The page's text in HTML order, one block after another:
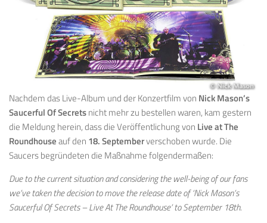
Nachdem das Live-Album und der Konzertfilm von Nick Mason’s
Saucerful Of Secretsnicht mehr zu bestellen waren, kam gestern
die Meldung herein, dass die Veröffentlichung von Live at The
Roundhouseauf den 18. Septemberverschoben wurde. Die
Saucers begründeten die Maßnahme folgendermaßen:
Due to the current situation and considering the well-being of our fans
we’ve taken the decision to move the release date of ‘Nick Mason’s
Saucerful Of Secrets – Live At The Roundhouse’ to September 18th.